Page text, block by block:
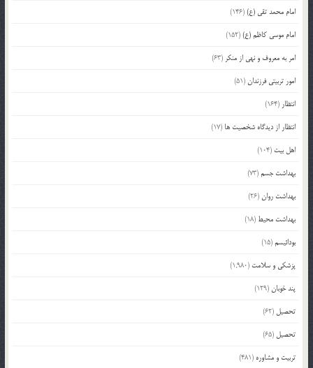
امام محمد تقی (ع)(146)
امام موسی کاظم (ع)(152)
امر به معروف و نهی از منکر (63)
امور تربیتی فرزندان(51)
انتظار (164)
انتظار از دیدگاه شخصیت ها (17)
اهل بیت (104)
بهداشت جسم(73)
بهداشت روان(26)
بهداشت محیط (18)
بودائیسم(15)
پزشکی و سلامت (1,980)
پند خوبان(129)
تحصیل (62)
تحصیل (65)
تربیت و مشاوره (481)